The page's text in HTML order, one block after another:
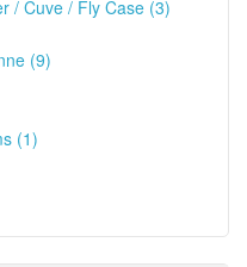
/ Cuve / Fly Case (3)
(9)
(1)